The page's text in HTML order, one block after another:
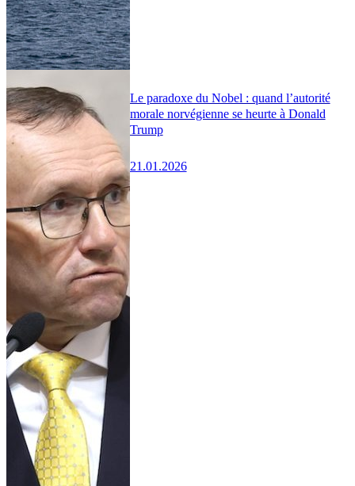
Le paradoxe du Nobel : quand l’autorité
morale norvégienne se heurte à Donald
Trump
21.01.2026